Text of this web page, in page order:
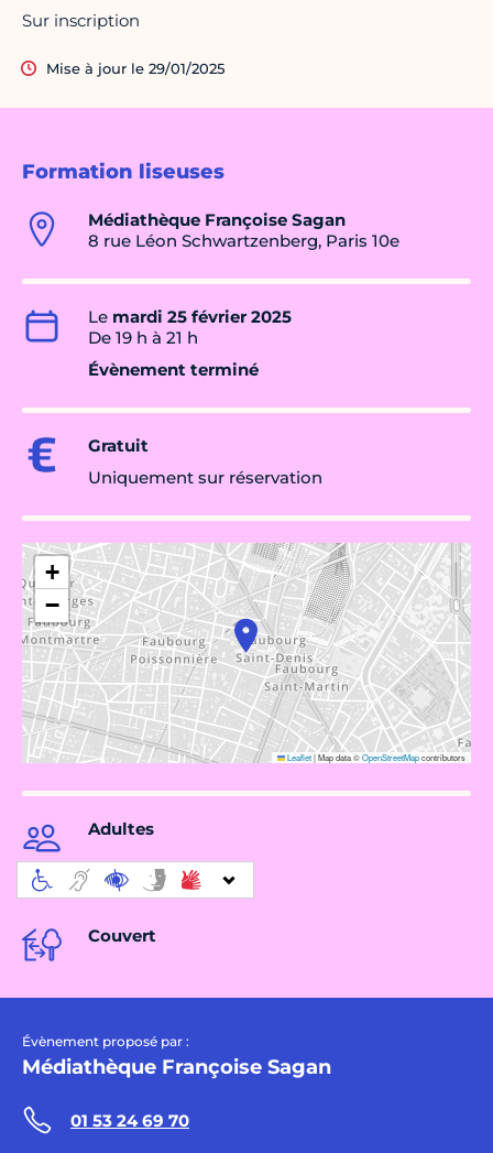
Formation liseuses
Médiathèque Françoise Sagan
8 rue Léon Schwartzenberg, Paris 10e
Le mardi 25 février 2025
De 19 h à 21 h
Évènement terminé
Gratuit
Uniquement sur réservation
+
−
Leaflet|Map data ©OpenStreetMapcontributors
Adultes
Couvert
Évènement proposé par :
Médiathèque Françoise Sagan
01 53 24 69 70
Sur inscription
Mise à jour le 29/01/2025